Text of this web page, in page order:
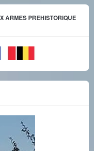
ARMES PREHISTORIQUE